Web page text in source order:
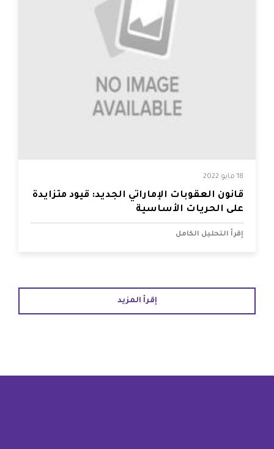
18 مايو 2022
قانون العقوبات الإماراتي الجديد: قيود متزايدة
على الحريات الأساسية
إقرأ التحليل الكامل
إقرأ المزيد